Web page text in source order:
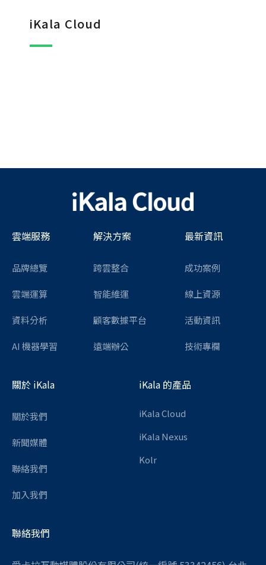
iKala Cloud
雲端服務
品牌總覽
雲端運算
資料分析
AI 機器學習
解決方案
跨雲整合
智能維運
顧客數據平台
遠端辦公
最新資訊
成功案例
線上資源
活動資訊
技術專欄
關於 iKala
關於我們
新聞媒體
聯絡我們
加入我們
iKala 的產品
iKala Cloud
iKala Nexus
Kolr
聯絡我們